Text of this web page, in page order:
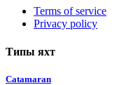
Terms of service
Privacy policy
Типы яхт
Catamaran